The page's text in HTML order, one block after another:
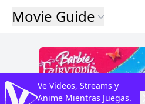
Movie Guide
Ve Videos, Streams y
Anime Mientras Juegas.